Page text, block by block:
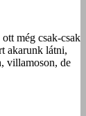
még csak-csak
akarunk látni,
villamoson, de